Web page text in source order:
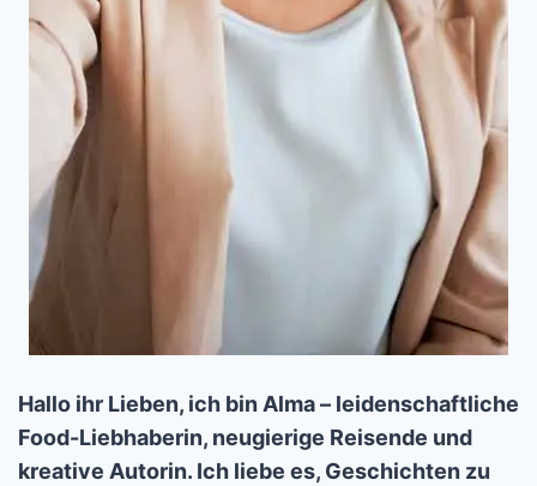
Hallo ihr Lieben, ich bin Alma – leidenschaftliche
Food-Liebhaberin, neugierige Reisende und
kreative Autorin. Ich liebe es, Geschichten zu